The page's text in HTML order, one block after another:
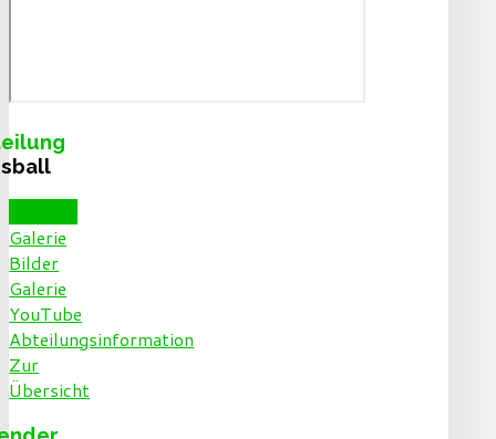
Galerie
Bilder
Galerie
YouTube
Abteilungsinformation
Zur
Übersicht